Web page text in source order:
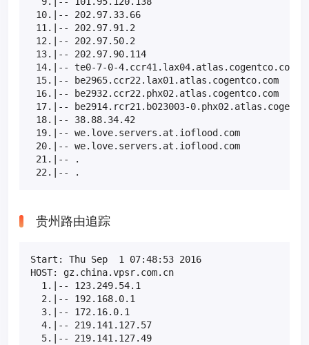
10.|-- 202.97.33.66
11.|-- 202.97.91.2
12.|-- 202.97.50.2
13.|-- 202.97.90.114
14.|-- te0-7-0-
15.|-- be2965.ccr22.lax01.atlas.cogentco.com
16.|-- be2932.ccr22.phx02.atlas.cogentco.com
17.|-- be2914.rcr21.b023003-
18.|-- 38.88.34.42
19.|-- we.love.servers.at.ioflood.com
20.|-- we.love.servers.at.ioflood.com
21.|-- .
22.|-- .
贵州路由追踪
Start: Thu Sep  1 07:48:53 2016
HOST: gz.china.vpsr.com.cn
1.|-- 123.249.54.1
2.|-- 192.168.0.1
3.|-- 172.16.0.1
4.|-- 219.141.127.57
5.|-- 219.141.127.49